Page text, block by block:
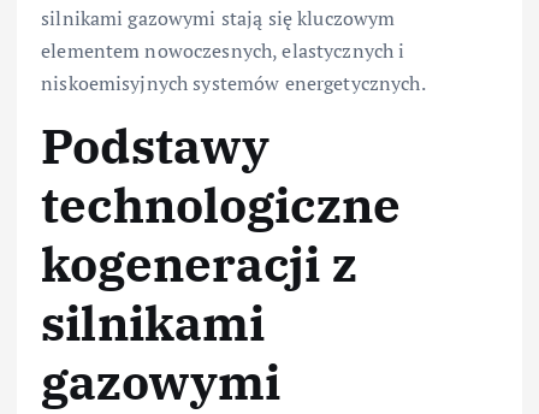
silnikami gazowymi stają się kluczowym
elementem nowoczesnych, elastycznych i
niskoemisyjnych systemów energetycznych.
Podstawy
technologiczne
kogeneracji z
silnikami
gazowymi